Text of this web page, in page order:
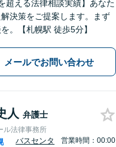
超える法律相談実績】あなた
決策をご提案します。まず
。【札幌駅 徒歩5分】
メールでお問い合わせ
人 弁護士
ル法律事務所
バスセンタ
営業時間：00:00